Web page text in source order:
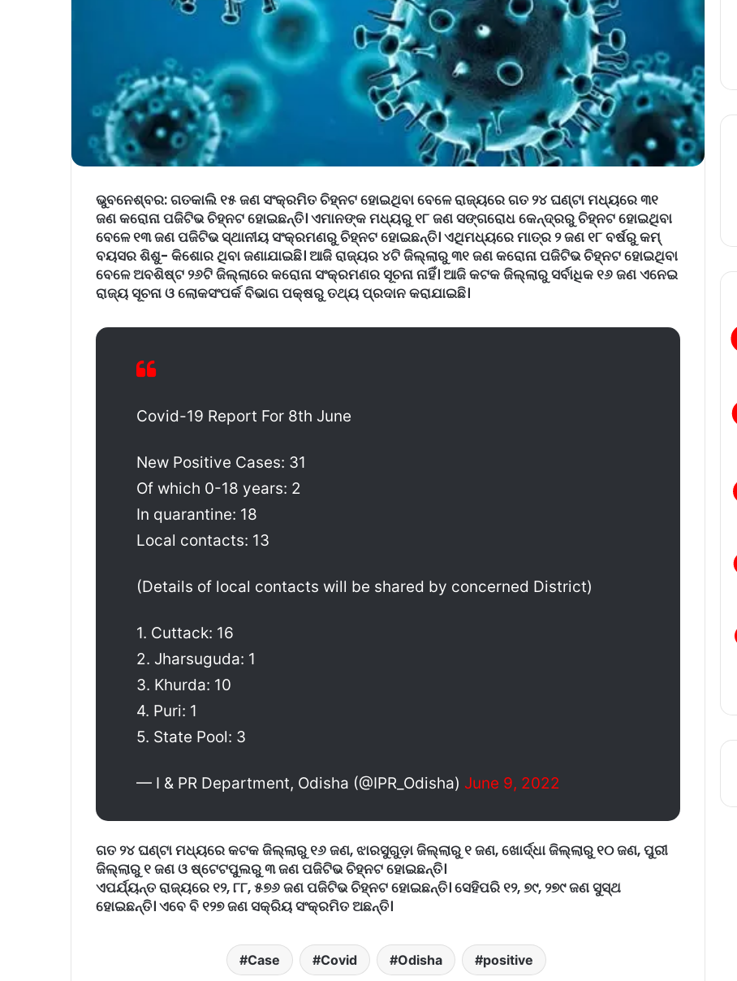
ଭୁବନେଶ୍ବର:ଗତକାଲି ୧୫ ଜଣ ସଂକ୍ରମିତ ଚିହ୍ନଟ ହୋଇଥିବା ବେଳେ ରାଜ୍ୟରେ ଗତ ୨୪ ଘଣ୍ଟା ମଧ୍ୟରେ ୩୧
ଜଣ କରୋନା ପଜିଟିଭ ଚିହ୍ନଟ ହୋଇଛନ୍ତି। ଏମାନଙ୍କ ମଧ୍ୟରୁ ୧୮ ଜଣ ସଙ୍ଗରୋଧ କେନ୍ଦ୍ରରୁ ଚିହ୍ନଟ ହୋଇଥିବା
ବେଳେ ୧୩ ଜଣ ପଜିଟିଭ ସ୍ଥାନୀୟ ସଂକ୍ରମଣରୁ ଚିହ୍ନଟ ହୋଇଛନ୍ତି। ଏଥିମଧ୍ୟରେ ମାତ୍ର ୨ ଜଣ ୧୮ ବର୍ଷରୁ କମ୍
ବୟସର ଶିଶୁ- କିଶୋର ଥିବା ଜଣାଯାଇଛି। ଆଜି ରାଜ୍ୟର ୪ଟି ଜିଲ୍ଲାରୁ ୩୧ ଜଣ କରୋନା ପଜିଟିଭ ଚିହ୍ନଟ ହୋଇଥିବା
ବେଳେ ଅବଶିଷ୍ଟ ୨୬ଟି ଜିଲ୍ଲାରେ କରୋନା ସଂକ୍ରମଣର ସୂଚନା ନାହିଁ। ଆଜି କଟକ ଜିଲ୍ଲାରୁ ସର୍ବାଧିକ ୧୬ ଜଣ ଏନେଇ
ରାଜ୍ୟ ସୂଚନା ଓ ଲୋକସଂପର୍କ ବିଭାଗ ପକ୍ଷରୁ ତଥ୍ୟ ପ୍ରଦାନ କରାଯାଇଛି।
Covid-19 Report For 8th June
New Positive Cases: 31
Of which 0-18 years: 2
In quarantine: 18
Local contacts: 13
(Details of local contacts will be shared by concerned District)
1. Cuttack: 16
2. Jharsuguda: 1
3. Khurda: 10
4. Puri: 1
5. State Pool: 3
— I & PR Department, Odisha (@IPR_Odisha) June 9, 2022
ଗତ ୨୪ ଘଣ୍ଟା ମଧ୍ୟରେ କଟକ ଜିଲ୍ଲାରୁ ୧୬ ଜଣ, ଝାରସୁଗୁଡ଼ା ଜିଲ୍ଲାରୁ ୧ ଜଣ, ଖୋର୍ଦ୍ଧା ଜିଲ୍ଲାରୁ ୧୦ ଜଣ, ପୁରୀ
ଜିଲ୍ଲାରୁ ୧ ଜଣ ଓ ଷ୍ଟେଟପୁଲରୁ ୩ ଜଣ ପଜିଟିଭ ଚିହ୍ନଟ ହୋଇଛନ୍ତି।
ଏପର୍ଯ୍ୟନ୍ତ ରାଜ୍ୟରେ ୧୨, ୮୮, ୫୭୬ ଜଣ ପଜିଟିଭ ଚିହ୍ନଟ ହୋଇଛନ୍ତି। ସେହିପରି ୧୨, ୭୯, ୨୭୯ ଜଣ ସୁସ୍ଥ
ହୋଇଛନ୍ତି। ଏବେ ବି ୧୨୭ ଜଣ ସକ୍ରିୟ ସଂକ୍ରମିତ ଅଛନ୍ତି।
Case Covid Odisha positive